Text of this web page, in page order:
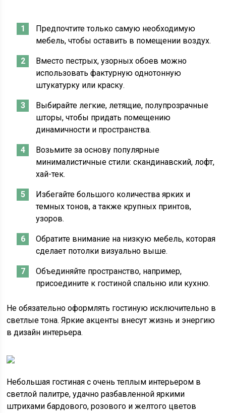
Предпочтите только самую необходимую
мебель, чтобы оставить в помещении воздух.
Вместо пестрых, узорных обоев можно
использовать фактурную однотонную
штукатурку или краску.
Выбирайте легкие, летящие, полупрозрачные
шторы, чтобы придать помещению
динамичности и пространства.
Возьмите за основу популярные
минималистичные стили: скандинавский, лофт,
хай-тек.
Избегайте большого количества ярких и
темных тонов, а также крупных принтов,
узоров.
Обратите внимание на низкую мебель, которая
сделает потолки визуально выше.
Объединяйте пространство, например,
присоедините к гостиной спальню или кухню.
Не обязательно оформлять гостиную исключительно в
светлые тона. Яркие акценты внесут жизнь и энергию
в дизайн интерьера.
Небольшая гостиная с очень теплым интерьером в
светлой палитре, удачно разбавленной яркими
штрихами бардового, розового и желтого цветов